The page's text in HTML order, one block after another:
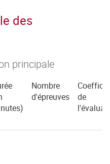
des
principale
Nombre
d'épreuves
de